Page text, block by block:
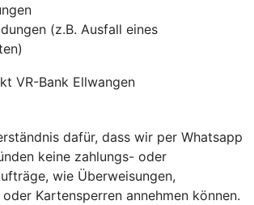
(z.B. Ausfall eines
dafür, dass wir per Whatsapp
keine zahlungs- oder
wie Überweisungen,
Kartensperren annehmen können.